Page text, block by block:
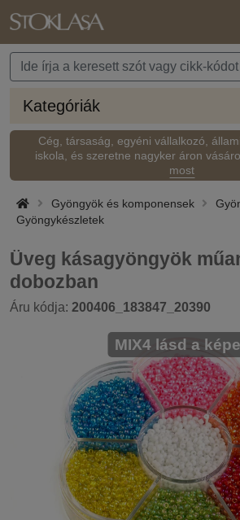
Kategóriák
Cég, társaság, egyéni vállalkozó,
iskola, és szeretne nagyker áron
most
Gyöngyök és komponensek
Gyöngykészletek
Üveg kásagyöngyök
dobozban
Áru kódja: 200406_183847_20390
MIX4 lásd a